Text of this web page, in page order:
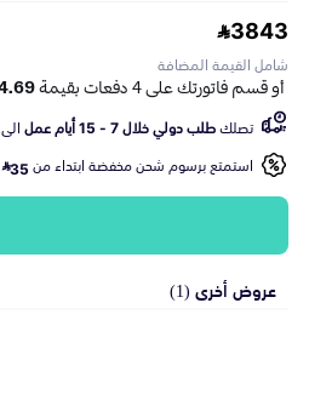
3843
شامل القيمة المضافة
تصلكطلب دولي خلال 7 - 15 أيام عمل الى
استمتع برسوم شحن مخفضة ابتداء من35
عروض أخرى (1)